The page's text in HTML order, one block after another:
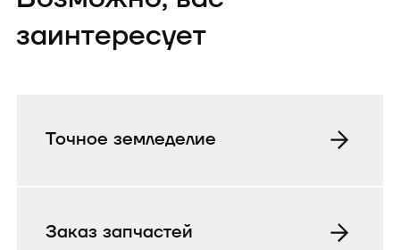
заинтересует
Точное земледелие
Заказ запчастей